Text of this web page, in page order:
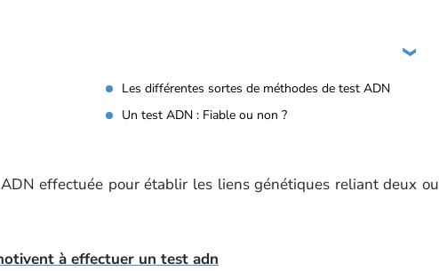
Les différentes sortes de méthodes de test ADN
Un test ADN : Fiable ou non ?
effectuée pour établir les liens génétiques reliant deux ou
à effectuer un test adn